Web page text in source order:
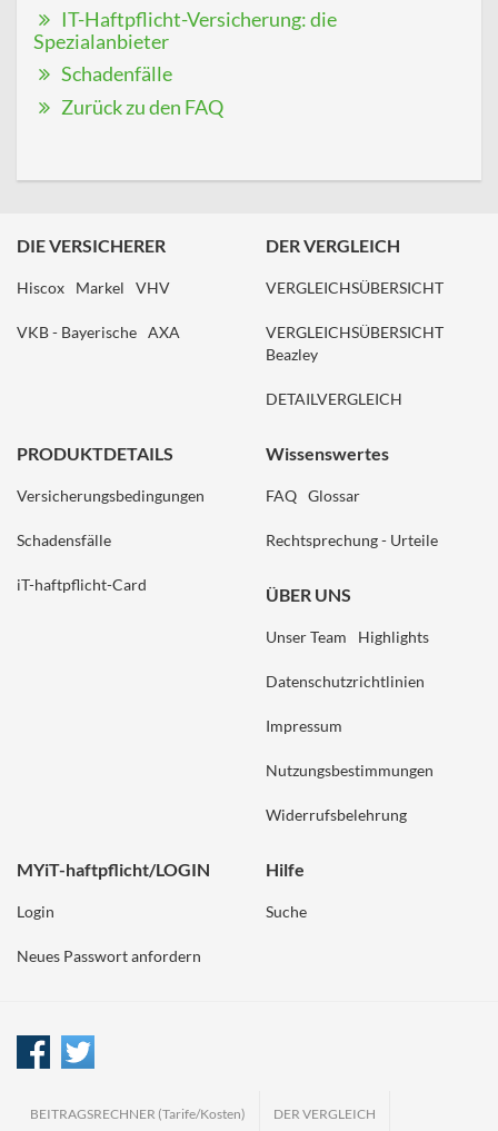
IT-Haftpflicht-Versicherung: die
Spezialanbieter
Schadenfälle
Zurück zu den FAQ
DIE VERSICHERER
Hiscox Markel VHV
VKB - Bayerische AXA
DER VERGLEICH
VERGLEICHSÜBERSICHT
VERGLEICHSÜBERSICHT
Beazley
DETAILVERGLEICH
PRODUKTDETAILS
Versicherungsbedingungen
Schadensfälle
iT-haftpflicht-Card
Wissenswertes
FAQ Glossar
Rechtsprechung - Urteile
ÜBER UNS
Unser Team Highlights
Datenschutzrichtlinien
Impressum
Nutzungsbestimmungen
Widerrufsbelehrung
MYiT-haftpflicht/LOGIN
Login
Neues Passwort anfordern
Hilfe
Suche
BEITRAGSRECHNER (Tarife/Kosten) DER VERGLEICH